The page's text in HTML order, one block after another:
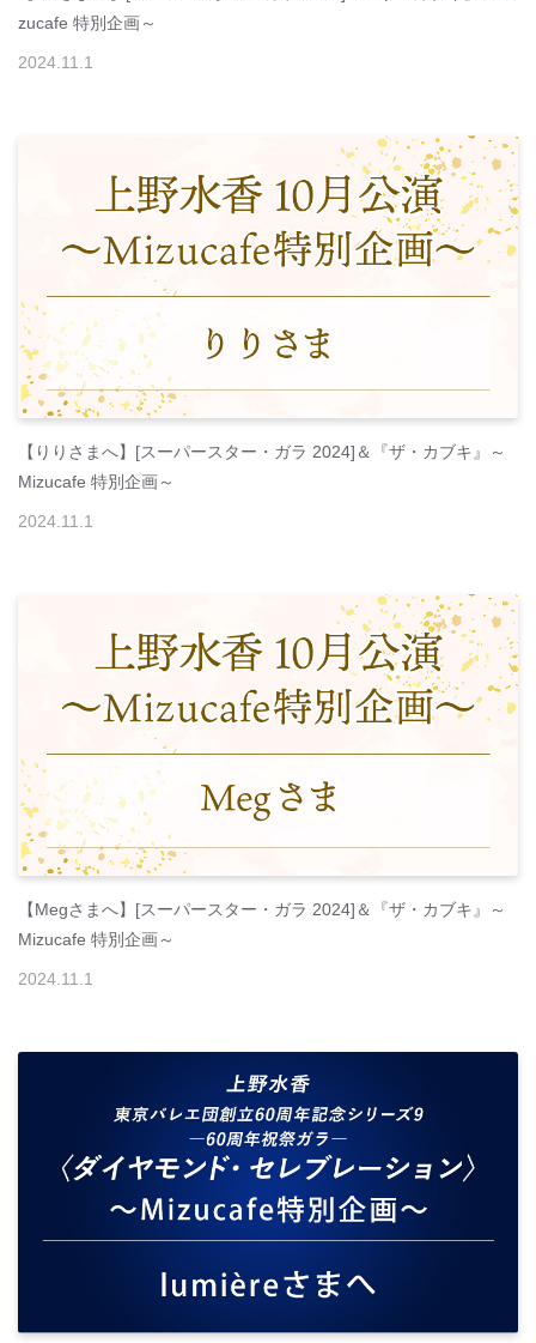
zucafe 特別企画～
2024.11.1
【りりさまへ】[スーパースター・ガラ 2024]＆『ザ・カブキ』～
Mizucafe 特別企画～
2024 11 1
【Megさまへ】[スーパースター・ガラ 2024]＆『ザ・カブキ』～
Mizucafe 特別企画～
2024 11 1